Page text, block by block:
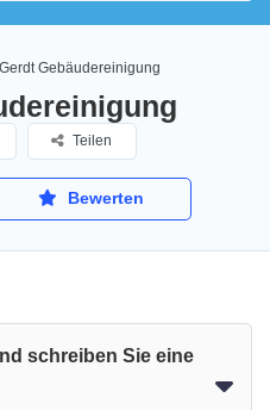
Gerdt Gebäudereinigung
Teilen
Bewerten
schreiben Sie eine